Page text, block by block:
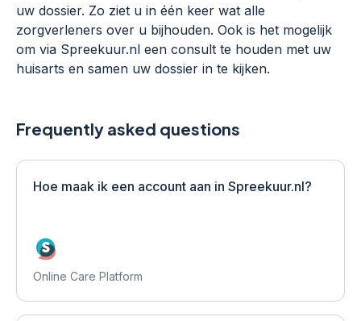
uw dossier. Zo ziet u in één keer wat alle
zorgverleners over u bijhouden. Ook is het mogelijk
om via Spreekuur.nl een consult te houden met uw
huisarts en samen uw dossier in te kijken.
Frequently asked questions
Hoe maak ik een account aan in Spreekuur.nl?
Online Care Platform